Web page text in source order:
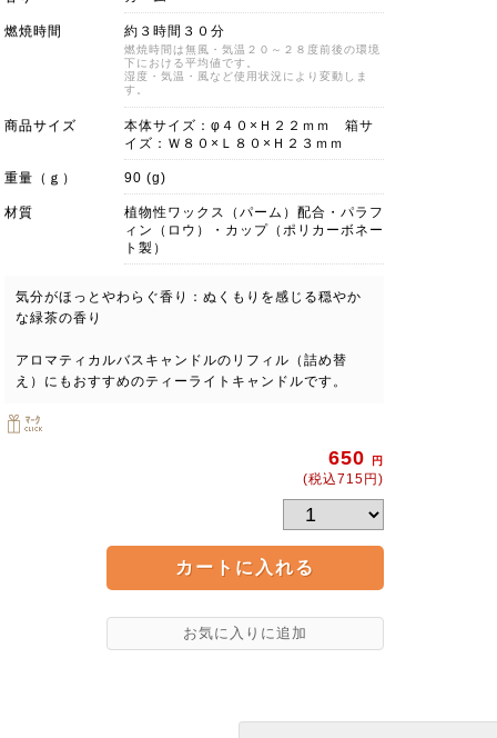
燃焼時間 約３時間３０分
燃焼時間は無風・気温２０～２８度前後の環境
下における平均値です。
湿度・気温・風など使用状況により変動しま
す。
商品サイズ
本体サイズ：φ４０×Ｈ２２ｍｍ 箱サ
イズ：Ｗ８０×Ｌ８０×Ｈ２３ｍｍ
重量（ｇ） 90 (g)
材質
植物性ワックス（パーム）配合・パラフ
ィン（ロウ）・カップ（ポリカーボネー
ト製）
気分がほっとやわらぐ香り：ぬくもりを感じる穏やか
な緑茶の香り
アロマティカルバスキャンドルのリフィル（詰め替
え）にもおすすめのティーライトキャンドルです。
650 円
(税込715円)